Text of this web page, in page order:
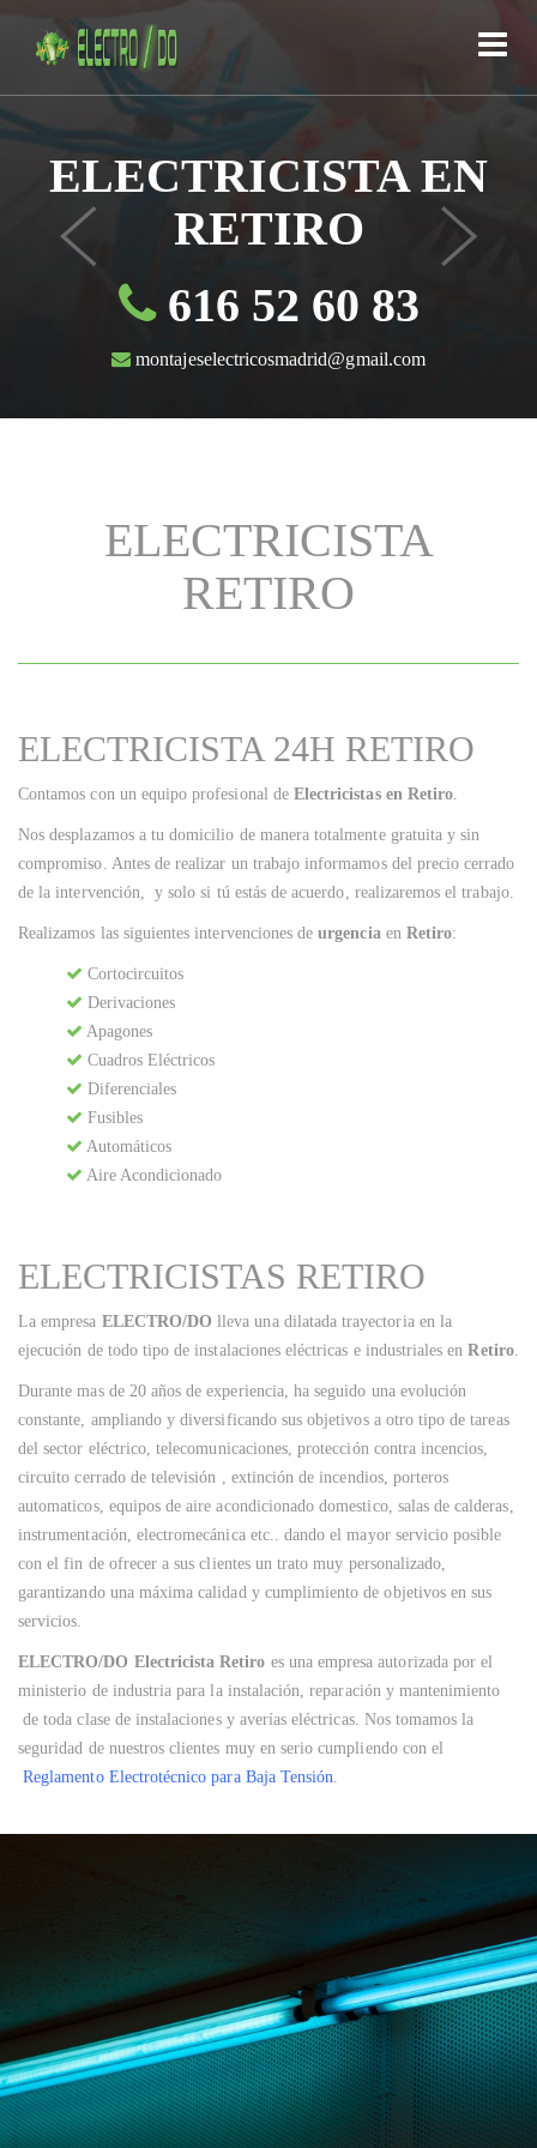
ELECTRICISTA EN
RETIRO
616 52 60 83
montajeselectricosmadrid@gmail.com
ELECTRICISTA
RETIRO
ELECTRICISTA 24H RETIRO
Contamos con un equipo profesional de Electricistas en Retiro.
Nos desplazamos a tu domicilio de manera totalmente gratuita y sin
compromiso. Antes de realizar un trabajo informamos del precio cerrado
de la intervención, y solo si tú estás de acuerdo, realizaremos el trabajo.
Realizamos las siguientes intervenciones deurgenciaen Retiro:
Cortocircuitos
Derivaciones
Apagones
Cuadros Eléctricos
Diferenciales
Fusibles
Automáticos
Aire Acondicionado
ELECTRICISTAS RETIRO
La empresa ELECTRO/DO lleva una dilatada trayectoria en la
ejecución de todo tipo de instalaciones eléctricas e industriales enRetiro.
Durante mas de 20 años de experiencia, ha seguido una evolución
constante, ampliando y diversificando sus objetivos a otro tipo de tareas
del sector eléctrico, telecomunicaciones, protección contra incencios,
circuito cerrado de televisión , extinción de incendios, porteros
automaticos, equipos de aire acondicionado domestico, salas de calderas,
instrumentación, electromecánica etc.. dando el mayor servicio posible
con el fin de ofrecer a sus clientes un trato muy personalizado,
garantizando una máxima calidad y cumplimiento de objetivos en sus
servicios.
ELECTRO/DO Electricista Retiro es una empresa autorizada por el
ministerio de industria para la instalación, reparación y mantenimiento
de toda clase de instalaciones y averías eléctricas. Nos tomamos la
seguridad de nuestros clientes muy en serio cumpliendo con el
Reglamento Electrotécnico para Baja Tensión.